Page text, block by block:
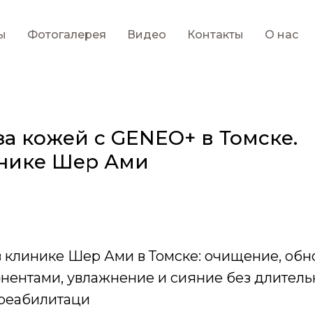
Фотогалерея Видео Контакты О нас
кожей c GENEO+ в Томске.
Шер Ами
клинике Шер Ами в Томске: очищение,
увлажнение и сияние без